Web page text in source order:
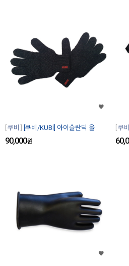
쿠비 [쿠비/KUBI] 아이슬란딕 울
90,000원
쿠비